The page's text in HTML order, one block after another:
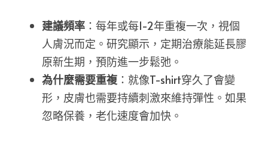
建議頻率 ：每年或每1-2年重複一次，視個
人膚況而定。研究顯示，定期治療能延長膠
原新生期，預防進一步鬆弛。
為什麼需要重複 ：就像T-shirt穿久了會變
形，皮膚也需要持續刺激來維持彈性。如果
忽略保養，老化速度會加快。